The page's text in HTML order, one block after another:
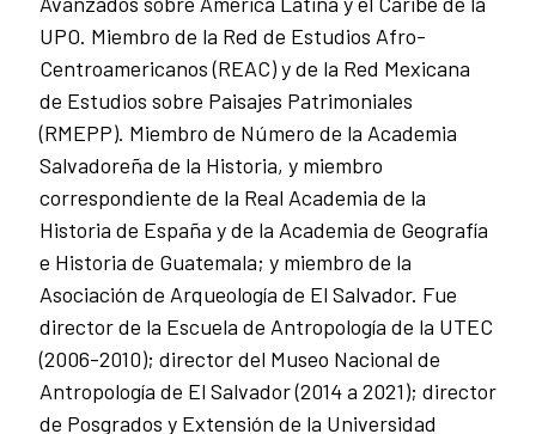
UPO. Miembro de la Red de Estudios Afro-
Centroamericanos (REAC) y de la Red Mexicana
de Estudios sobre Paisajes Patrimoniales
(RMEPP). Miembro de Número de la Academia
Salvadoreña de la Historia, y miembro
correspondiente de la Real Academia de la
Historia de España y de la Academia de Geografía
e Historia de Guatemala; y miembro de la
Asociación de Arqueología de El Salvador. Fue
director de la Escuela de Antropología de la UTEC
(2006-2010); director del Museo Nacional de
Antropología de El Salvador (2014 a 2021); director
de Posgrados y Extensión de la Universidad